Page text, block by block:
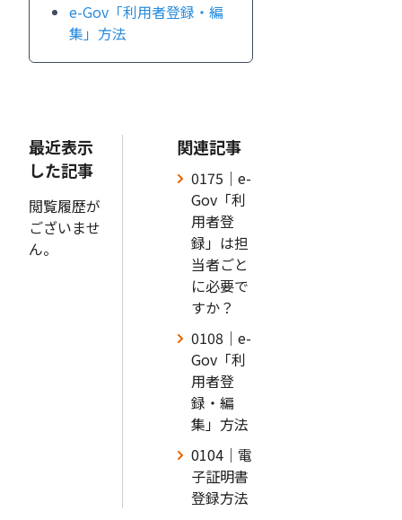
e-Gov「利用者登録・編
集」方法
最近表示
した記事
閲覧履歴が
ございませ
ん。
関連記事
0175｜e-
Gov「利
用者登
録」は担
当者ごと
に必要で
すか？
0108｜e-
Gov「利
用者登
録・編
集」方法
0104｜電
子証明書
登録方法